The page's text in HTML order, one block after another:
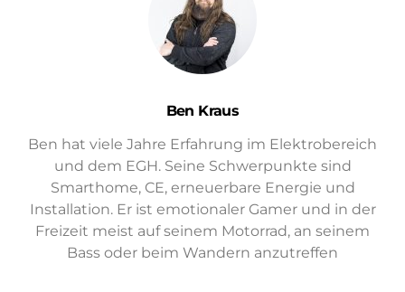
Ben Kraus
Ben hat viele Jahre Erfahrung im Elektrobereich
und dem EGH. Seine Schwerpunkte sind
Smarthome, CE, erneuerbare Energie und
Installation. Er ist emotionaler Gamer und in der
Freizeit meist auf seinem Motorrad, an seinem
Bass oder beim Wandern anzutreffen